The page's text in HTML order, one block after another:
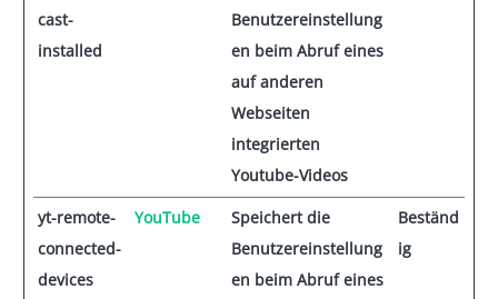
cast-
installed
Benutzereinstellung
en beim Abruf eines
auf anderen
Webseiten
integrierten
Youtube-Videos
yt-remote-
connected-
devices
YouTube
Speichert die
Benutzereinstellung
en beim Abruf eines
Beständ
ig